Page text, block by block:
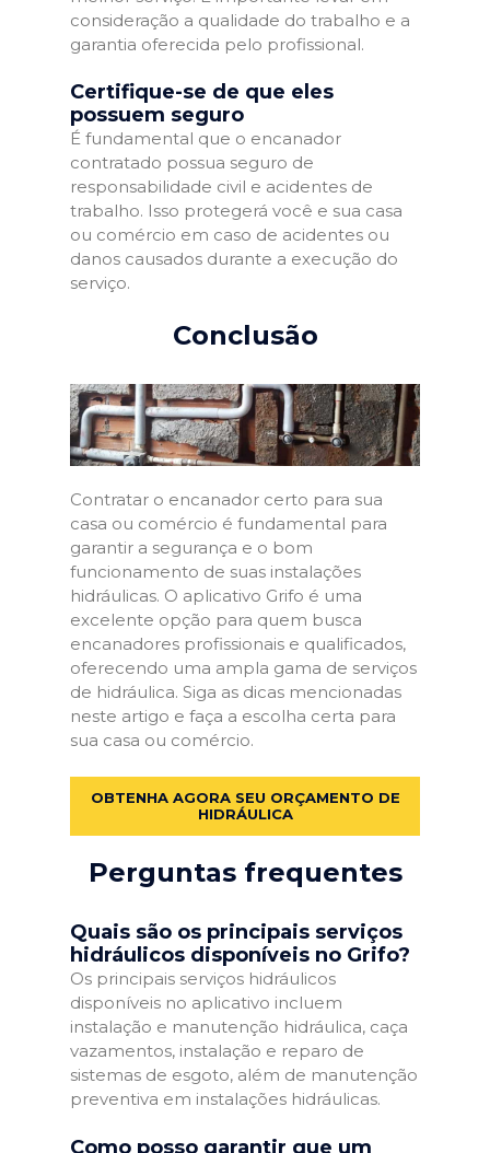
consideração a qualidade do trabalho e a
garantia oferecida pelo profissional.
Certifique-se de que eles
possuem seguro
É fundamental que o encanador
contratado possua seguro de
responsabilidade civil e acidentes de
trabalho. Isso protegerá você e sua casa
ou comércio em caso de acidentes ou
danos causados durante a execução do
serviço.
Conclusão
Contratar o encanador certo para sua
casa ou comércio é fundamental para
garantir a segurança e o bom
funcionamento de suas instalações
hidráulicas. O aplicativo Grifo é uma
excelente opção para quem busca
encanadores profissionais e qualificados,
oferecendo uma ampla gama de serviços
de hidráulica. Siga as dicas mencionadas
neste artigo e faça a escolha certa para
sua casa ou comércio.
OBTENHA AGORA SEU ORÇAMENTO DE
HIDRÁULICA
Perguntas frequentes
Quais são os principais serviços
hidráulicos disponíveis no Grifo?
Os principais serviços hidráulicos
disponíveis no aplicativo incluem
instalação e manutenção hidráulica, caça
vazamentos, instalação e reparo de
sistemas de esgoto, além de manutenção
preventiva em instalações hidráulicas.
Como posso garantir que um